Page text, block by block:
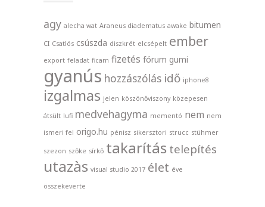
agy alecha wat Araneus diadematus awake bitumen
CI Csatlós csúszda diszkrét elcsépelt ember
export feladat ficam fizetés fórum gumi
gyanús hozzászólás idő iphone8
izgalmas jelen köszönőviszony közepesen
átsült lufi medvehagyma mementó nem nem
ismeri fel origo.hu pénisz sikersztori strucc stühmer
szezon szőke sírkő takarítás telepítés
utazàs visual studio 2017 élet éve
összekeverte